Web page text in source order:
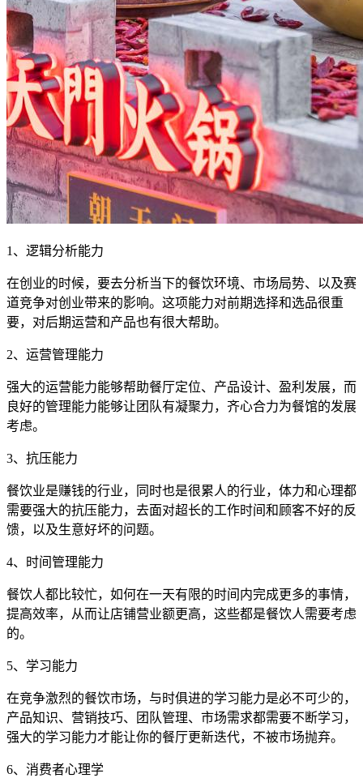
1、逻辑分析能力
在创业的时候，要去分析当下的餐饮环境、市场局势、以及赛
道竞争对创业带来的影响。这项能力对前期选择和选品很重
要，对后期运营和产品也有很大帮助。
2、运营管理能力
强大的运营能力能够帮助餐厅定位、产品设计、盈利发展，而
良好的管理能力能够让团队有凝聚力，齐心合力为餐馆的发展
考虑。
3、抗压能力
餐饮业是赚钱的行业，同时也是很累人的行业，体力和心理都
需要强大的抗压能力，去面对超长的工作时间和顾客不好的反
馈，以及生意好坏的问题。
4、时间管理能力
餐饮人都比较忙，如何在一天有限的时间内完成更多的事情，
提高效率，从而让店铺营业额更高，这些都是餐饮人需要考虑
的。
5、学习能力
在竞争激烈的餐饮市场，与时俱进的学习能力是必不可少的，
产品知识、营销技巧、团队管理、市场需求都需要不断学习，
强大的学习能力才能让你的餐厅更新迭代，不被市场抛弃。
6、消费者心理学